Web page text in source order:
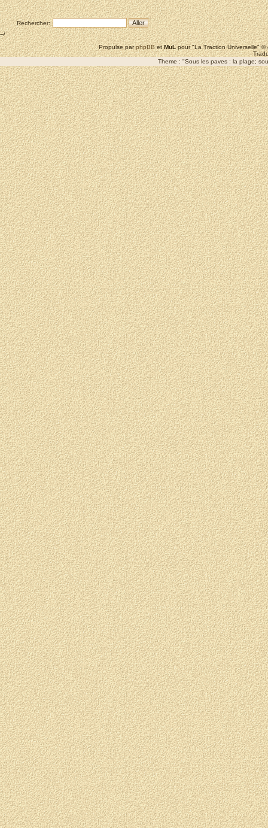
Rechercher:
--/
Propulse parphpBBetMuLpour "La Traction Universelle"
Theme : "Sous les paves : la plage;